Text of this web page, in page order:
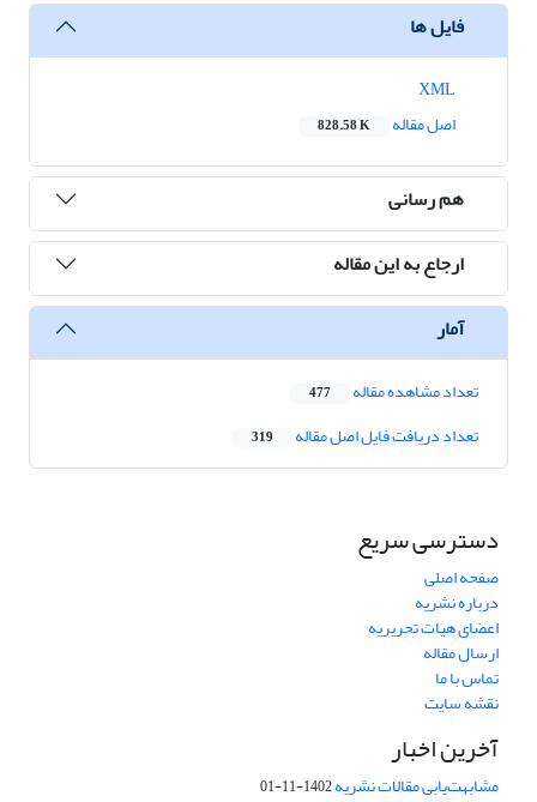
فایل ها
اصل مقاله
828.58 K
هم رسانی
ارجاع به این مقاله
آمار
تعداد مشاهده مقاله 477
تعداد دریافت فایل اصل مقاله 319
دسترسی سریع
صفحه اصلی
درباره نشریه
اعضای هیات تحریریه
ارسال مقاله
تماس با ما
نقشه سایت
آخرین اخبار
مشابهت‌یابی مقالات نشریه1402-11-01